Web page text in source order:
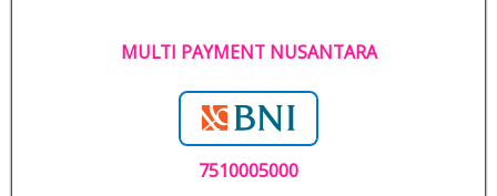
MULTI PAYMENT NUSANTARA
7510005000